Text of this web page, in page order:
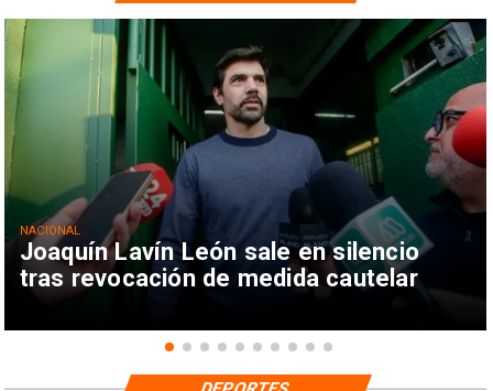
Joaquín Lavín León sale en silencio
tras revocación de medida cautelar
NACIONAL